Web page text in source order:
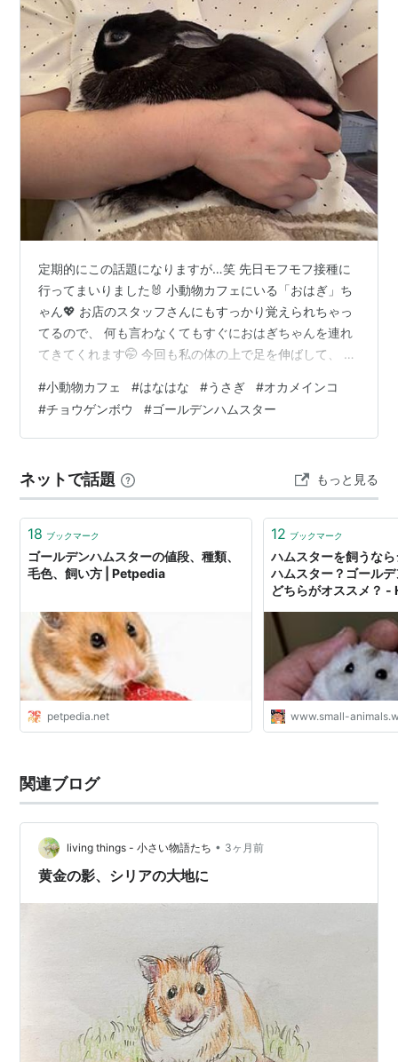
るのもこの種。
関連語 リスト::動物 愛玩動物
定期的にこの話題になりますが…笑 先日モフモフ接種に
行ってまいりました🐰 小動物カフェにいる「おはぎ」ち
ゃん💖 お店のスタッフさんにもすっかり覚えられちゃっ
てるので、 何も言わなくてもすぐにおはぎちゃんを連れ
てきてくれます🤭 今回も私の体の上で足を伸ばして、 す
んならわかると思うんですけど、 うさぎさんが抱っこで
こんなふうに足を伸ばすのって、 結構すごいことやと思
うんです！！！！ おはぎちゃんとの間に信頼関係がない
間、 彼氏さんは色んな動物たちと遊びます🤗 まずはスタ
ッフさんに「どうぞ💖」って…
#小動物カフェ #はなはな #うさぎ #オカメインコ
#チョウゲンボウ #ゴールデンハムスター
ネットで話題 もっと見る
18 ブックマーク
ゴールデンハムスターの値段、種類、
毛色、飼い方 | Petpedia
petpedia.net
12 ブックマーク
ハムスターを飼うな
ハムスター？ゴール
どちらがオススメ？ -
www.small-
関連ブログ
living things - 小さい物語たち • 3ヶ月前
黄金の影、シリアの大地に